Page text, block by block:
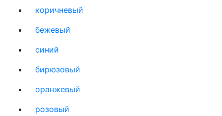
коричневый
бежевый
синий
бирюзовый
оранжевый
розовый